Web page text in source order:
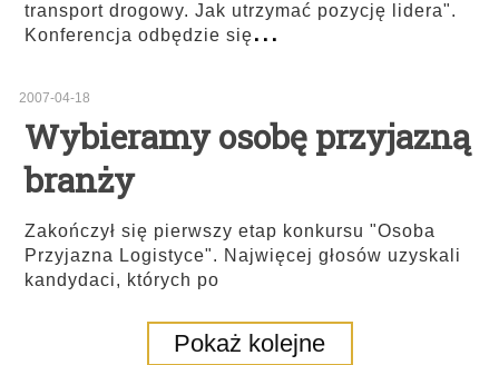
transport drogowy. Jak utrzymać pozycję lidera".
Konferencja odbędzie się...
2007-04-18
Wybieramy osobę przyjazną
branży
Zakończył się pierwszy etap konkursu "Osoba
Przyjazna Logistyce". Najwięcej głosów uzyskali
kandydaci, których po
Pokaż kolejne